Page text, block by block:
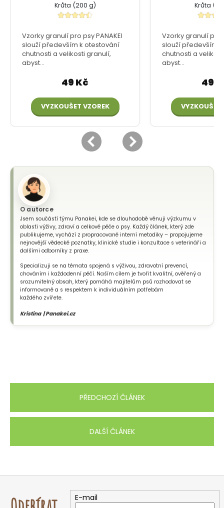
O autorce
Jsem součástí týmu Panakei, kde se dlouhodobě věnuji výzkumu v
oblasti výživy, zdraví a celkové péče o psy. Každý článek, který zde
publikujeme, vychází z propracované interní metodiky – propojujeme
nejnovější vědecké poznatky, klinické studie i konzultace s veterináři a
dalšími odborníky z praxe.
Specializuji se na témata spojená s výživou, zdravotní prevencí,
chováním i každodenní péčí. Naším cílem je tvořit kvalitní, ověřený a
srozumitelný obsah, který pomáhá majitelům psů rozhodovat se
informovaně a s respektem k individuálním potřebám
každého zvířete.
Kristína | Panakei.cz
PŘEDCHOZÍ ČLÁNEK
DALŠÍ ČLÁNEK
E-mail